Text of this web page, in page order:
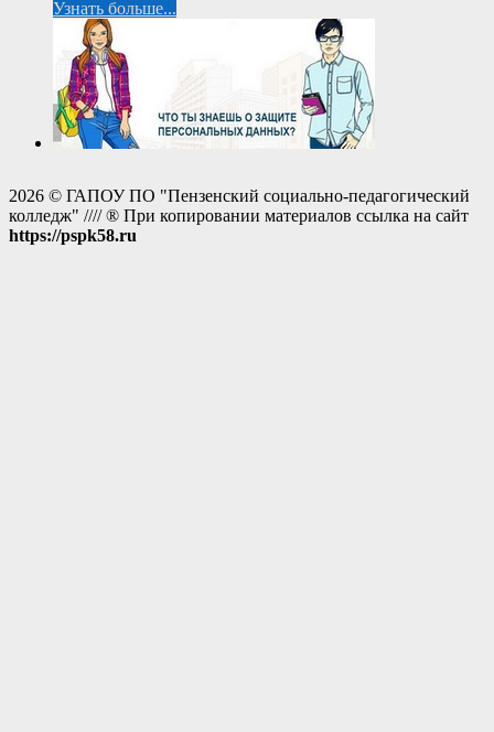
Узнать больше...
2026 © ГАПОУ ПО "Пензенский социально-педагогический
колледж" //// ® При копировании материалов ссылка на сайт
https://pspk58.ru